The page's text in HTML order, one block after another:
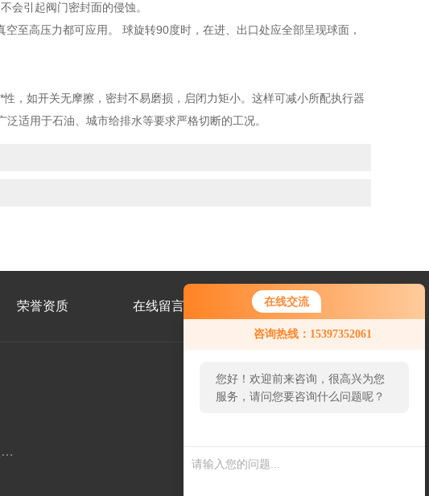
在线交流
咨询热线：15397352061
您好！欢迎前来咨询，很高兴为您
服务，请问您要咨询什么问题呢？
会引起阀门密封面的侵蚀。
至高压力都可应用。 球旋转90度时，在进、出口处应全部呈现球面，
，如开关无摩擦，密封不易磨损，启闭力矩小。这样可减小所配执行器
适用于石油、城市给排水等要求严格切断的工况。
荣誉资质 在线留言 联系我们
浙江省温州市经济技术开发区沙城街道盐灶路
码